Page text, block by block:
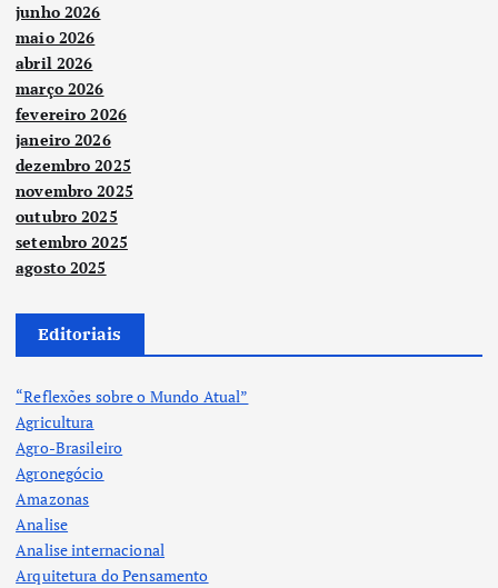
junho 2026
maio 2026
abril 2026
março 2026
fevereiro 2026
janeiro 2026
dezembro 2025
novembro 2025
outubro 2025
setembro 2025
agosto 2025
Editoriais
“Reflexões sobre o Mundo Atual”
Agricultura
Agro-Brasileiro
Agronegócio
Amazonas
Analise
Analise internacional
Arquitetura do Pensamento